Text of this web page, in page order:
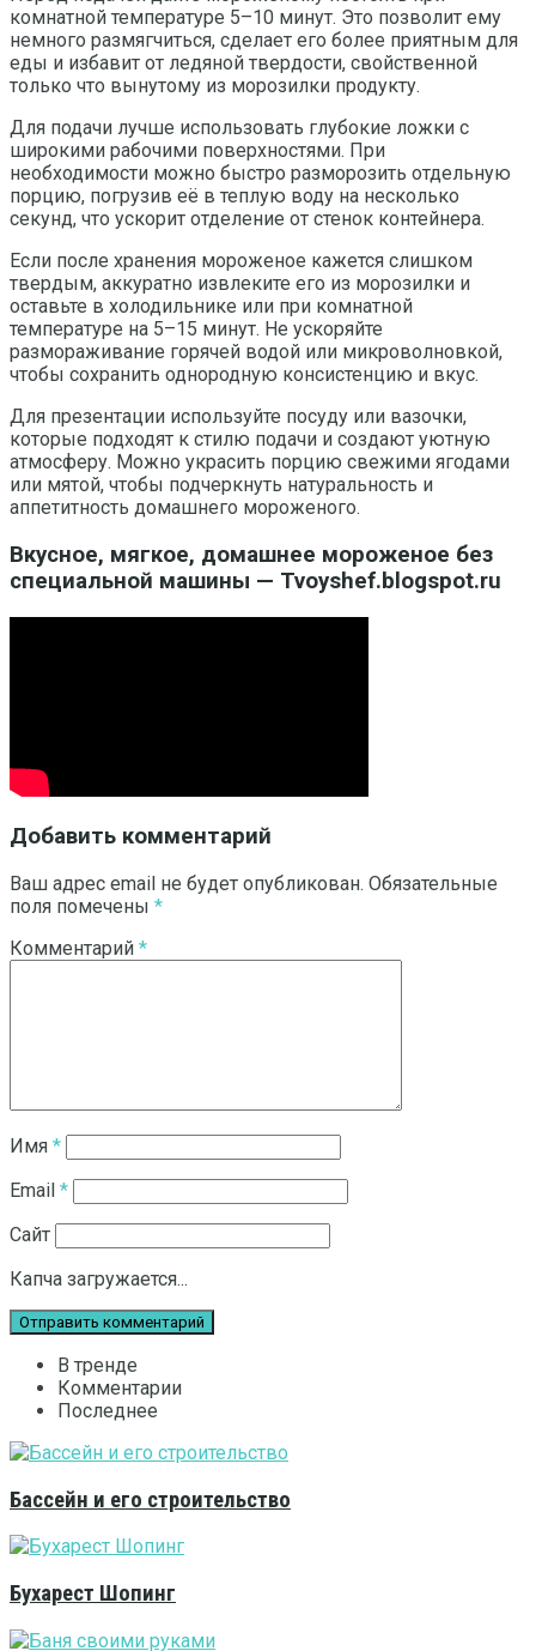
комнатной температуре 5–10 минут. Это позволит ему
немного размягчиться, сделает его более приятным для
еды и избавит от ледяной твердости, свойственной
только что вынутому из морозилки продукту.
Для подачи лучше использовать глубокие ложки с
широкими рабочими поверхностями. При
необходимости можно быстро разморозить отдельную
порцию, погрузив её в теплую воду на несколько
секунд, что ускорит отделение от стенок контейнера.
Если после хранения мороженое кажется слишком
твердым, аккуратно извлеките его из морозилки и
оставьте в холодильнике или при комнатной
температуре на 5–15 минут. Не ускоряйте
размораживание горячей водой или микроволновкой,
чтобы сохранить однородную консистенцию и вкус.
Для презентации используйте посуду или вазочки,
которые подходят к стилю подачи и создают уютную
атмосферу. Можно украсить порцию свежими ягодами
или мятой, чтобы подчеркнуть натуральность и
аппетитность домашнего мороженого.
Вкусное, мягкое, домашнее мороженое без
специальной машины — Tvoyshef.blogspot.ru
Добавить комментарий
Ваш адрес email не будет опубликован. Обязательные
поля помечены *
Комментарий *
Имя *
Email *
Сайт
Капча загружается...
В тренде
Комментарии
Последнее
Бассейн и его строительство
Бухарест Шопинг